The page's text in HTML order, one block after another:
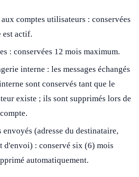
comptes utilisateurs : conservées
est actif.
: conservées 12 mois maximum.
interne : les messages échangés
sont conservés tant que le
existe ; ils sont supprimés lors de
envoyés (adresse du destinataire,
d'envoi) : conservé six (6) mois
automatiquement.